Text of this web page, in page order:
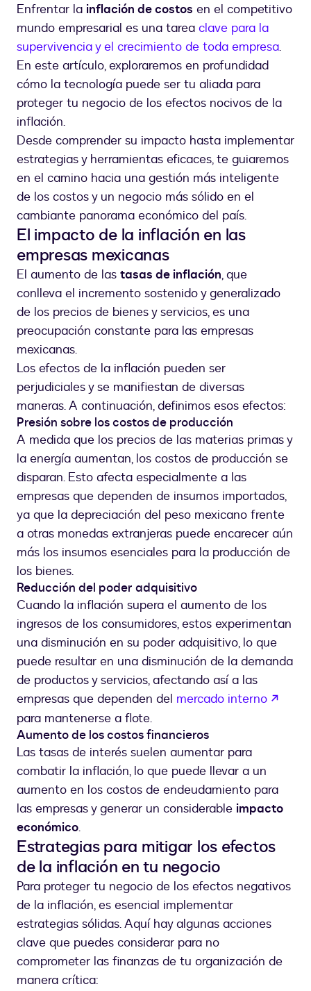
Enfrentar la inflación de costos en el competitivo
mundo empresarial es una tarea clave para la
supervivencia y el crecimiento de toda empresa.
En este artículo, exploraremos en profundidad
cómo la tecnología puede ser tu aliada para
proteger tu negocio de los efectos nocivos de la
inflación.
Desde comprender su impacto hasta implementar
estrategias y herramientas eficaces, te guiaremos
en el camino hacia una gestión más inteligente
de los costos y un negocio más sólido en el
cambiante panorama económico del país.
El impacto de la inflación en las
empresas mexicanas
El aumento de las tasas de inflación, que
conlleva el incremento sostenido y generalizado
de los precios de bienes y servicios, es una
preocupación constante para las empresas
mexicanas.
Los efectos de la inflación pueden ser
perjudiciales y se manifiestan de diversas
maneras. A continuación, definimos esos efectos:
Presión sobre los costos de producción
A medida que los precios de las materias primas y
la energía aumentan, los costos de producción se
disparan. Esto afecta especialmente a las
empresas que dependen de insumos importados,
ya que la depreciación del peso mexicano frente
a otras monedas extranjeras puede encarecer aún
más los insumos esenciales para la producción de
los bienes.
Reducción del poder adquisitivo
Cuando la inflación supera el aumento de los
ingresos de los consumidores, estos experimentan
una disminución en su poder adquisitivo, lo que
puede resultar en una disminución de la demanda
de productos y servicios, afectando así a las
empresas que dependen del mercado interno
para mantenerse a flote.
Aumento de los costos financieros
Las tasas de interés suelen aumentar para
combatir la inflación, lo que puede llevar a un
aumento en los costos de endeudamiento para
las empresas y generar un considerable impacto
económico.
Estrategias para mitigar los efectos
de la inflación en tu negocio
Para proteger tu negocio de los efectos negativos
de la inflación, es esencial implementar
estrategias sólidas. Aquí hay algunas acciones
clave que puedes considerar para no
comprometer las finanzas de tu organización de
manera crítica: